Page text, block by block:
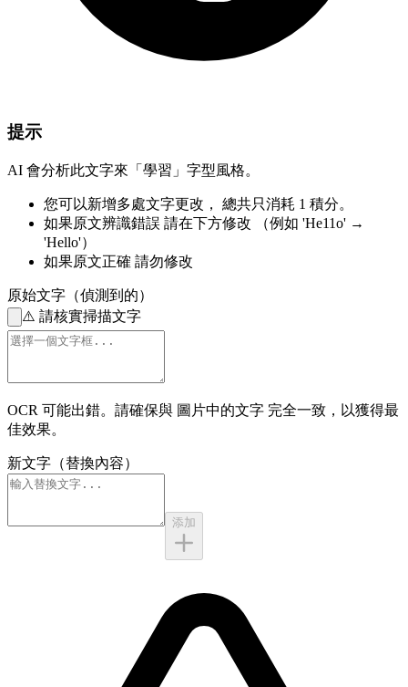
提示
AI 會分析此文字來「學習」字型風格。
您可以新增多處文字更改，
總共只消耗 1 積分。
如果原文辨識錯誤 請在下方修改
（例如 'He11o' →
'Hello'）
如果原文正確 請勿修改
原始文字（偵測到的）
⚠️ 請核實掃描文字
OCR 可能出錯。請確保與 圖片中的文字 完全一致，以獲得最
佳效果。
新文字（替換內容）
添加